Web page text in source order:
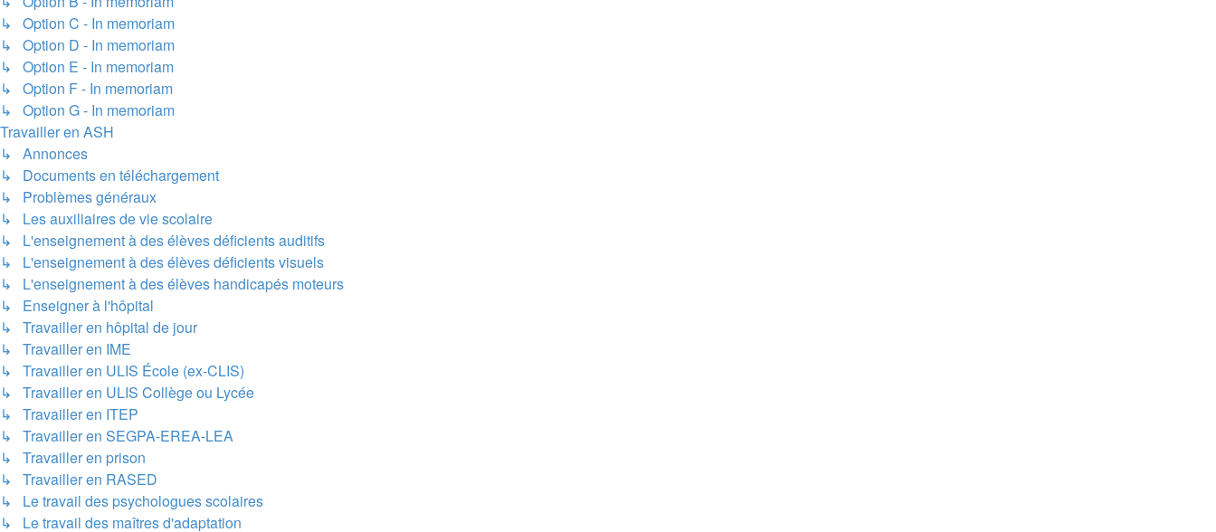
↳ Option C - In memoriam
↳ Option D - In memoriam
↳ Option E - In memoriam
↳ Option F - In memoriam
↳ Option G - In memoriam
Travailler en ASH
↳ Annonces
↳ Documents en téléchargement
↳ Problèmes généraux
↳ Les auxiliaires de vie scolaire
↳ L'enseignement à des élèves déficients auditifs
↳ L'enseignement à des élèves déficients visuels
↳ L'enseignement à des élèves handicapés moteurs
↳ Enseigner à l'hôpital
↳ Travailler en hôpital de jour
↳ Travailler en IME
↳ Travailler en ULIS École (ex-CLIS)
↳ Travailler en ULIS Collège ou Lycée
↳ Travailler en ITEP
↳ Travailler en SEGPA-EREA-LEA
↳ Travailler en prison
↳ Travailler en RASED
↳ Le travail des psychologues scolaires
↳ Le travail des maîtres d'adaptation